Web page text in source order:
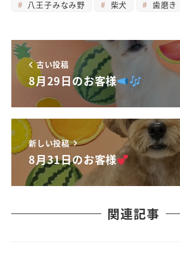
八王子みなみ野
柴犬 歯磨き
古い投稿
8月29日のお客様
新しい投稿
8月31日のお客様
関連記事